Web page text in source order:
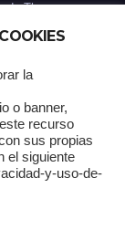
deThemeansar
Gracias !
Principal Pago
la
o banner,
recurso
sus propias
el siguiente
y-uso-de-